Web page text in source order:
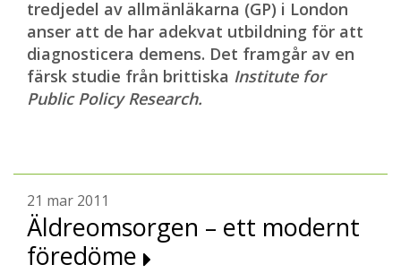
tredjedel av allmänläkarna (GP) i London
anser att de har adekvat utbildning för att
diagnosticera demens. Det framgår av en
färsk studie från brittiska Institute for
Public Policy Research.
21 mar 2011
Äldreomsorgen – ett modernt
föredöme